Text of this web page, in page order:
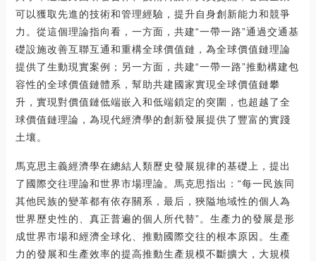
可以獲取先進的技術和管理經驗，提升自身創新能力和競爭
力。從這個理論指向看，一方面，共建“一帶一路”通過交通基
礎設施改善互聯互通和重構全球價值鏈，為全球價值鏈理論
提供了生動現實案例；另一方面，共建“一帶一路”推動構建包
容性的全球價值鏈體系，幫助共建國家實現全球價值鏈攀
升，實現對價值鏈低端嵌入和低端鎖定的突圍，也超越了全
球價值鏈理論，為現代經濟學的創新發展提供了豐富的實踐
土壤。
馬克思主義經濟學在總結人類歷史發展規律的基礎上，提出
了國際交往理論和世界市場理論。馬克思指出：“每一民族同
其他民族的變革都有依存關系，最后，狹隘地域性的個人為
世界歷史性的、真正普遍的個人所代替”。生產力的發展是形
成世界市場和經濟全球化、推動國際交往的根本原因。生產
力的發展和生產效率的提高推動生產規模不斷擴大，大規模